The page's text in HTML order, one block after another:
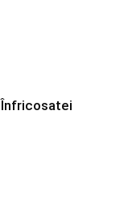
Înfricosatei